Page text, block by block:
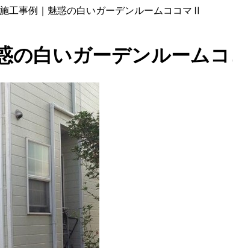
工事例｜魅惑の白いガーデンルームココマⅡ
の白いガーデンルーム